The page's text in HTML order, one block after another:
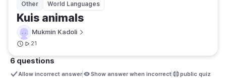
Other World Languages
Kuis animals
Mukmin Kadoli
21
6 questions
Allow incorrect answer Show answer when incorrect public quiz